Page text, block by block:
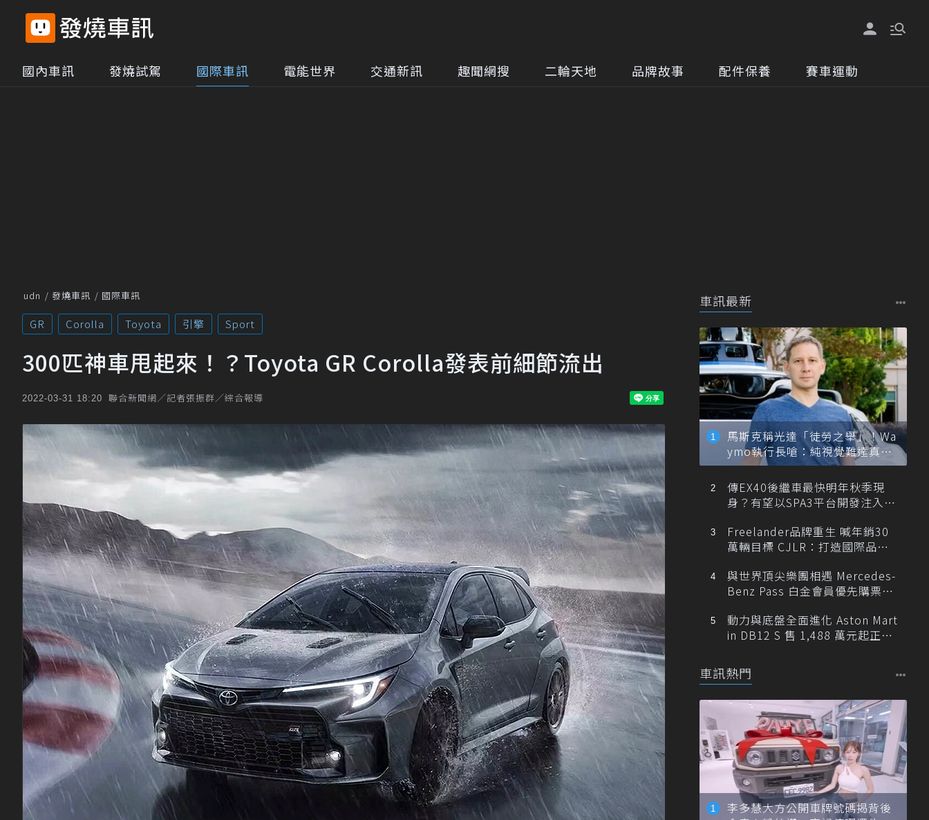
國內車訊 發燒試駕 國際車訊 電能世界 交通新訊 趣聞網搜 二輪天地 品牌故事 配件保養 賽車運動
udn 發燒車訊 國際車訊
GR Corolla Toyota 引擎 Sport
300匹神車甩起來！？Toyota GR Corolla發表前細節流出
2022-03-31 18:20 聯合新聞網／記者張振群／綜合報導
車訊最新
馬斯克稱光達「徒勞之舉」！Wa
ymo執行長嗆：純視覺難達真正
自動駕駛
傳EX40後繼車最快明年秋季現
身？有望以SPA3平台開發注入80
Freelander品牌重生 喊年銷30
萬輛目標 CJLR：打造國際品牌
與世界頂尖樂團相遇 Mercedes-
Benz Pass 白金會員優先購票維
動力與底盤全面進化 Aston Mart
in DB12 S 售 1,488 萬元起正式
車訊熱門
李多慧大方公開車牌號碼揭背後